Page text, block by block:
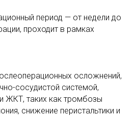
период — от недели до
проходит в рамках
осложнений,
сосудистой системой,
ЖКТ, таких как тромбозы
снижение перистальтики и